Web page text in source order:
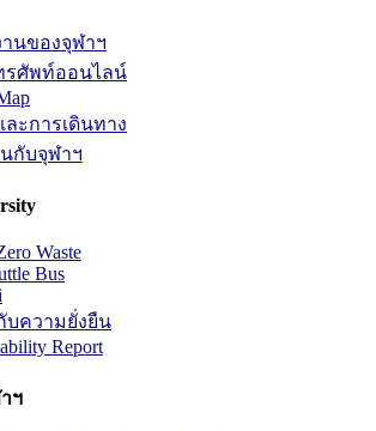
นของจุฬาฯ
รศัพท์ออนไลน์
ะการเดินทาง
กับจุฬาฯ
Waste
Bus
บความยั่งยืน
Report
ฯ